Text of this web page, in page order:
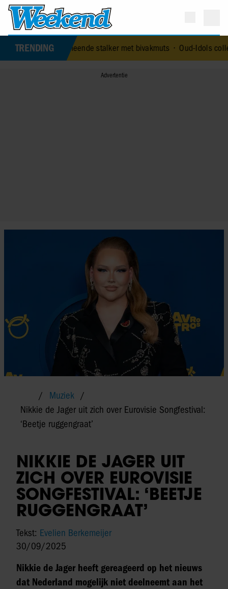
TRENDING
vermeende stalker met bivakmuts•Oud-Idols collega’s en Jim
Muziek
Nikkie de Jager uit zich over Eurovisie Songfestival:
‘Beetje ruggengraat’
NIKKIE DE JAGER UIT
ZICH OVER EUROVISIE
SONGFESTIVAL: ‘BEETJE
RUGGENGRAAT’
Tekst: Evelien Berkemeijer
30/09/2025
Nikkie de Jager heeft gereageerd op het nieuws
dat Nederland mogelijk niet deelneemt aan het